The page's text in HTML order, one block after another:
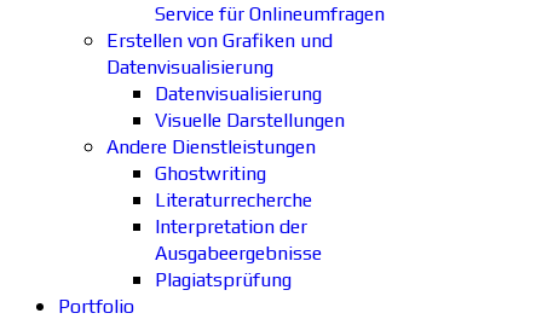
Service für Onlineumfragen
Erstellen von Grafiken und
Datenvisualisierung
Datenvisualisierung
Visuelle Darstellungen
Andere Dienstleistungen
Ghostwriting
Literaturrecherche
Interpretation der
Ausgabeergebnisse
Plagiatsprüfung
Portfolio